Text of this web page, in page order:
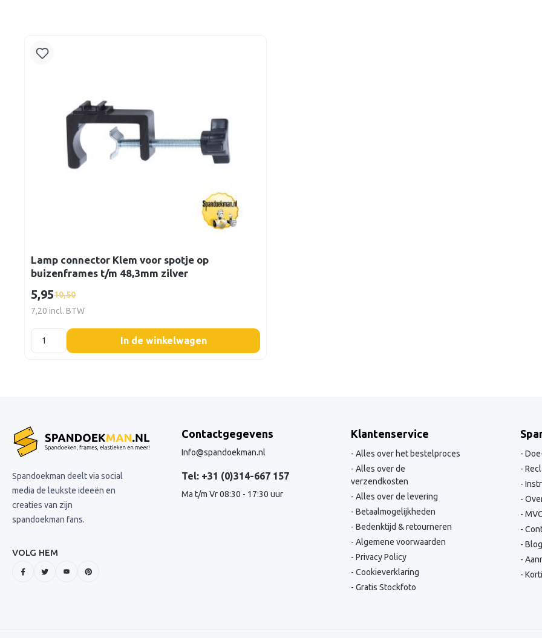
Lamp connector Klem voor spotje op
buizenframes t/m 48,3mm zilver
5,9510,50
7,20 incl. BTW
listing.boxQuantity
In de winkelwagen
Spandoekman deelt via social
media de leukste ideeën en
creaties van zijn
spandoekman fans.
VOLG HEM
Contactgegevens
Info@spandoekman.nl
Tel: +31 (0)314-667 157
Ma t/m Vr 08:30 - 17:30 uur
Klantenservice
Alles over het bestelproces
Alles over de
verzendkosten
Alles over de levering
Betaalmogelijkheden
Bedenktijd & retourneren
Algemene voorwaarden
Privacy Policy
Cookieverklaring
Gratis Stockfoto
Blog